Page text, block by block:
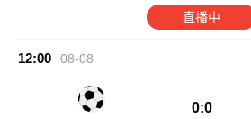
直播中
12:00 08-08
0:0